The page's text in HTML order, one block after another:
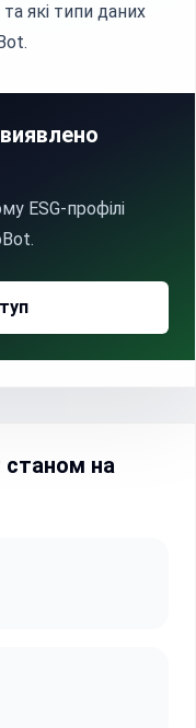
які типи даних
ESG-профілі
станом на